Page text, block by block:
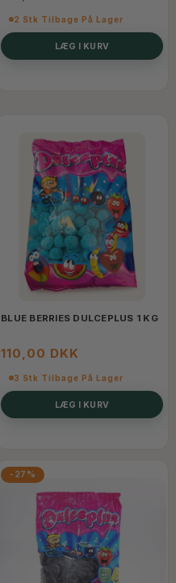
2 Stk Tilbage På Lager
LÆG I KURV
BLUE BERRIES DULCEPLUS 1 KG
110,00 DKK
3 Stk Tilbage På Lager
LÆG I KURV
-27%